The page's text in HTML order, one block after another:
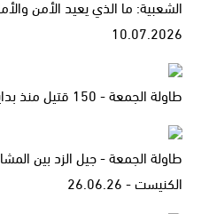
الشعبية: ما الذي يعيد الأمن
10.07.2026
طاولة الجمعة - 150 قتيل منذ بداية العام 03.07.2026 -
طاولة الجمعة - جيل الزد بين
الكنيست - 26.06.26